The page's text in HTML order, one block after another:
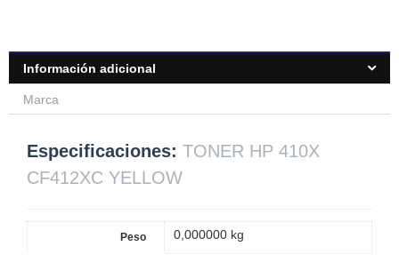
Información adicional
Marca
Especificaciones: TONER HP 410X
CF412XC YELLOW
Peso 0,000000 kg